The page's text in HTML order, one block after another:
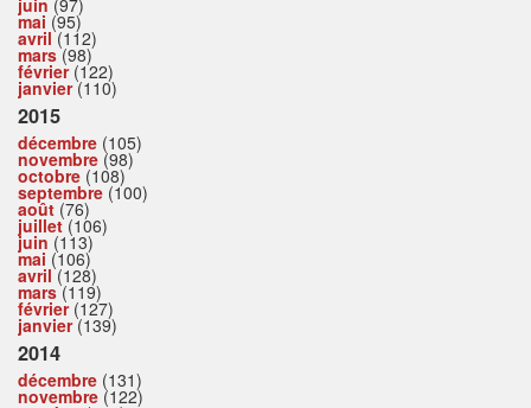
juin (97)
mai (95)
avril(112)
mars(98)
février(122)
janvier(110)
2015
décembre (105)
novembre (98)
octobre (108)
septembre (100)
août (76)
juillet(106)
juin (113)
mai (106)
avril(128)
mars(119)
février(127)
janvier(139)
2014
décembre (131)
novembre (122)